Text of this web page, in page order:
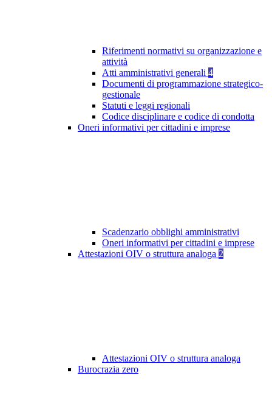
Riferimenti normativi su organizzazione e
attività
Atti amministrativi generali 4
Documenti di programmazione strategico-
gestionale
Statuti e leggi regionali
Codice disciplinare e codice di condotta
Oneri informativi per cittadini e imprese
Scadenzario obblighi amministrativi
Oneri informativi per cittadini e imprese
Attestazioni OIV o struttura analoga 2
Attestazioni OIV o struttura analoga
Burocrazia zero